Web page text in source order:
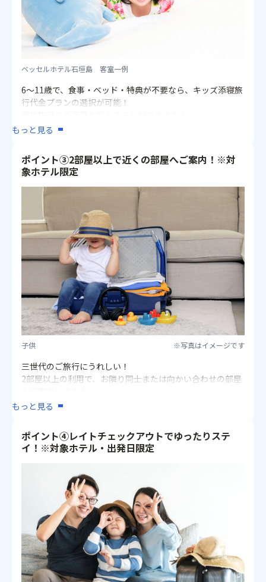
※早期割引の詳細は注意事項欄をご確認ください。
ベッセルホテル石垣島 客室一例
6～11歳で、食事・ベッド・特典が不要なら、キッズ添寝旅
行代金プランの選択が可能！
ANAインターコンチネンタル石垣リゾート
グランヴィリオリゾート石垣島
石垣シーサイドホテル
アートホテル石垣島
アパホテル石垣島
※食事・ベッド・特典はつきません。航空座席のみ利用の
プランとなります。
※添寝のお子様でも施設使用料・食事代が必要な施設があ
ります。（1名様/1泊あたり/現地払い）
・グランヴィリオリゾート石垣島：子ども添寝施設使用
料3～5歳1,000円、6〜11歳オーシャンズウィング宿泊の場
合 2,400円、ヴィラガーデン宿泊の場合 2,750円
・アパホテル石垣島：子ども添寝朝食代金6～11歳：
1,980円※前日までのお申し込みの場合
他ホテルに宿泊のお客様は
もっと見る
ポイント③2部屋以上で近くの部屋へご案内！※対
象ホテル限定
子供 ※写真はイメージです
三世代のご旅行にうれしい！
2部屋以上の利用で、お隣り同士または向かい合わせの部屋
・フサキビーチリゾート ホテル＆ヴィラズ
・グランヴィリオリゾート石垣島
・石垣シーサイドホテル
・アートホテル石垣島
・ベッセルホテル石垣島
・アパホテル石垣島
※3部屋以上や、異なるお部屋タイプ、条件の場合はご希望
に添えない場合があります。
※客室の利用人数の組み合わせにより、ご用意できない場
合があります。
もっと見る
ポイント④レイトチェックアウトでゆったりステ
イ！※対象ホテル・出発日限定